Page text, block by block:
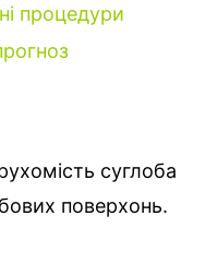
процедури
суглоба
поверхонь.